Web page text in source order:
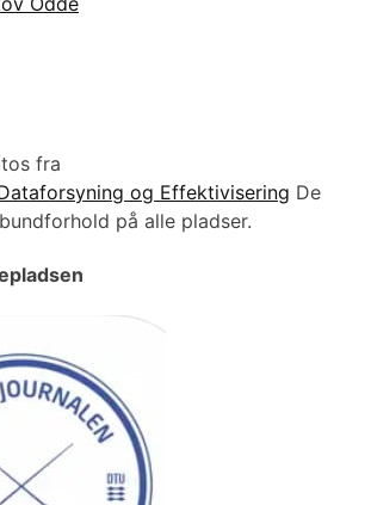
fra
og Effektivisering De
på alle pladser.